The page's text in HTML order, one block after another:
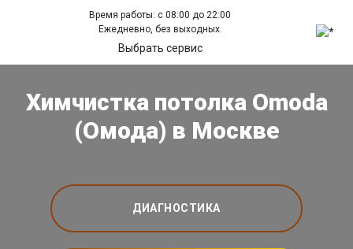
Время работы: с 08:00 до 22:00
Ежедневно, без выходных.
Выбрать сервис
Химчистка потолка Omoda
(Омода) в Москве
ДИАГНОСТИКА